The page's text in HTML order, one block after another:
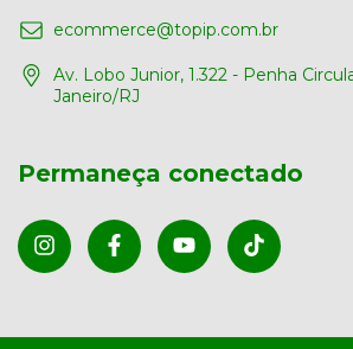
ecommerce@topip.com.br
Av. Lobo Junior, 1.322 - Penha
Janeiro/RJ
Permaneça conectado